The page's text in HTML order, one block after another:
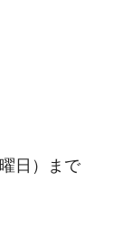
日）まで